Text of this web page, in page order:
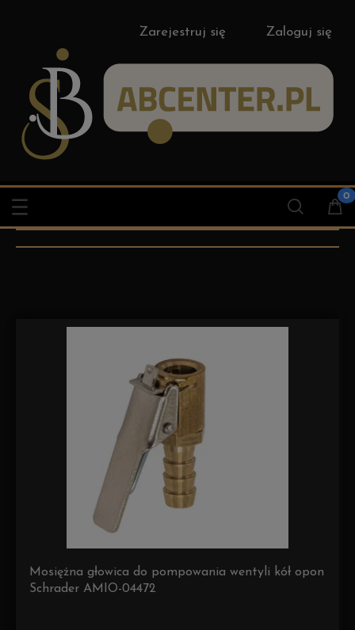
Zarejestruj się Zaloguj się
Mosiężna głowica do pompowania wentyli kół opon
Schrader AMIO-04472